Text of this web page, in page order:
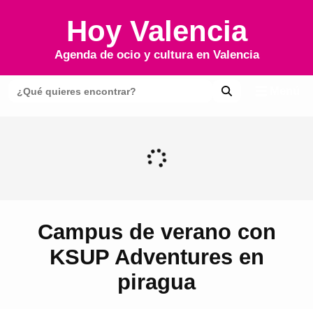
Hoy Valencia
Agenda de ocio y cultura en Valencia
Campus de verano con
KSUP Adventures en
piragua